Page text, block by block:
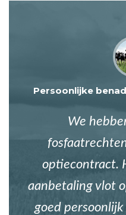
Persoonlijke
We
optiecontract.
aanbetaling vlot
goed